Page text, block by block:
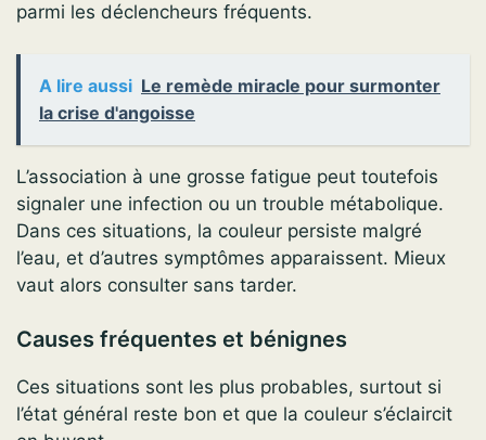
parmi les déclencheurs fréquents.
A lire aussi Le remède miracle pour surmonter
la crise d'angoisse
L’association à une grosse fatigue peut toutefois
signaler une infection ou un trouble métabolique.
Dans ces situations, la couleur persiste malgré
l’eau, et d’autres symptômes apparaissent. Mieux
vaut alors consulter sans tarder.
Causes fréquentes et bénignes
Ces situations sont les plus probables, surtout si
l’état général reste bon et que la couleur s’éclaircit